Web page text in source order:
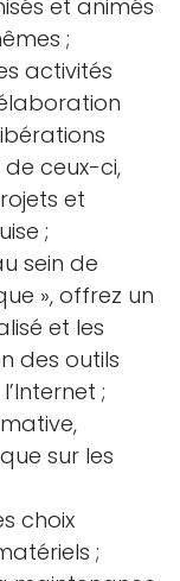
et animés
;
activités
ceux-ci,
et
;
sein de
», offrez un
et les
des outils
;
sur les
choix
;